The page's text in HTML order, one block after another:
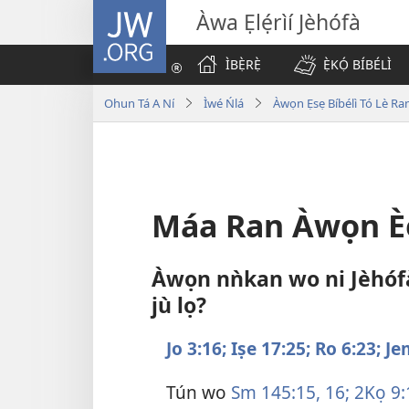
JW.ORG Àwa Ẹlẹ́rìí Jèhófà
ÌBẸ̀RẸ̀
Ẹ̀KỌ́ BÍBÉLÌ
Ohun Tá A Ní Ìwé Ńlá Àwọn Ẹsẹ Bíbélì Tó Lè
Máa Ran Àwọn
Àwọn nǹkan wo ni
jù lọ?
Jo 3:16;Iṣe 17:25; Ro 6:23;
Tún wo Sm 145:15, 16; 2Kọ